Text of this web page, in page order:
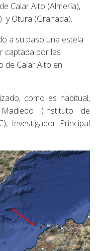
Calar Alto (Almería),
y Otura (Granada).
a su paso una estela
captada por las
de Calar Alto en
como es habitual,
(Instituto de
Investigador Principal